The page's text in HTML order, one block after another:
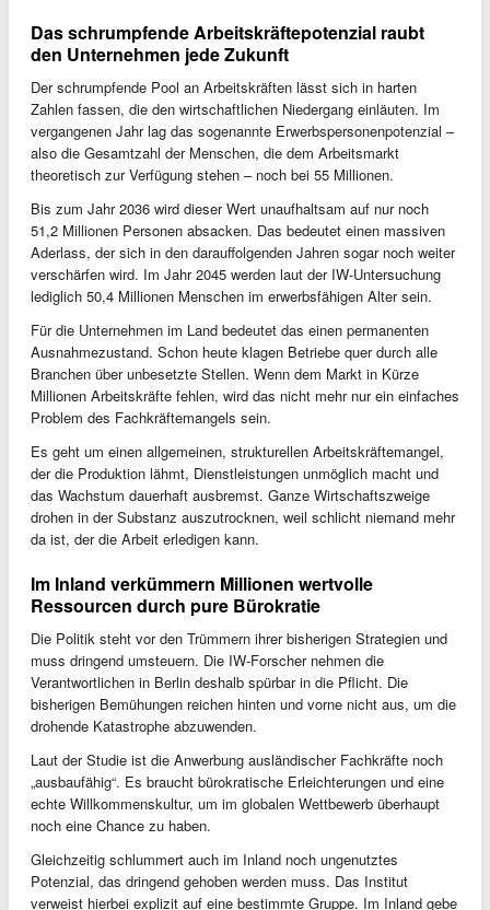
Das schrumpfende Arbeitskräftepotenzial raubt
den Unternehmen jede Zukunft
Der schrumpfende Pool an Arbeitskräften lässt sich in harten
Zahlen fassen, die den wirtschaftlichen Niedergang einläuten. Im
vergangenen Jahr lag das sogenannte Erwerbspersonenpotenzial –
also die Gesamtzahl der Menschen, die dem Arbeitsmarkt
theoretisch zur Verfügung stehen – noch bei 55 Millionen.
Bis zum Jahr 2036 wird dieser Wert unaufhaltsam auf nur noch
51,2 Millionen Personen absacken. Das bedeutet einen massiven
Aderlass, der sich in den darauffolgenden Jahren sogar noch weiter
verschärfen wird. Im Jahr 2045 werden laut der IW-Untersuchung
lediglich 50,4 Millionen Menschen im erwerbsfähigen Alter sein.
Für die Unternehmen im Land bedeutet das einen permanenten
Ausnahmezustand. Schon heute klagen Betriebe quer durch alle
Branchen über unbesetzte Stellen. Wenn dem Markt in Kürze
Millionen Arbeitskräfte fehlen, wird das nicht mehr nur ein einfaches
Problem des Fachkräftemangels sein.
Es geht um einen allgemeinen, strukturellen Arbeitskräftemangel,
der die Produktion lähmt, Dienstleistungen unmöglich macht und
das Wachstum dauerhaft ausbremst. Ganze Wirtschaftszweige
drohen in der Substanz auszutrocknen, weil schlicht niemand mehr
da ist, der die Arbeit erledigen kann.
Im Inland verkümmern Millionen wertvolle
Ressourcen durch pure Bürokratie
Die Politik steht vor den Trümmern ihrer bisherigen Strategien und
muss dringend umsteuern. Die IW-Forscher nehmen die
Verantwortlichen in Berlin deshalb spürbar in die Pflicht. Die
bisherigen Bemühungen reichen hinten und vorne nicht aus, um die
drohende Katastrophe abzuwenden.
Laut der Studie ist die Anwerbung ausländischer Fachkräfte noch
„ausbaufähig“. Es braucht bürokratische Erleichterungen und eine
echte Willkommenskultur, um im globalen Wettbewerb überhaupt
noch eine Chance zu haben.
Gleichzeitig schlummert auch im Inland noch ungenutztes
Potenzial, das dringend gehoben werden muss. Das Institut
verweist hierbei explizit auf eine bestimmte Gruppe. Im Inland gebe